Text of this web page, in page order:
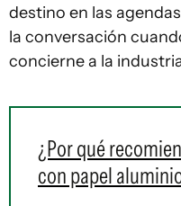
destino en las
la conversación
concierne a la
¿Por qué
con papel